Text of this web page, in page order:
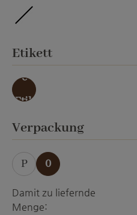
Etikettauswählen
ohn
e
Etik
ett
Verpackung
P 0
Damit zu liefernde
Menge: